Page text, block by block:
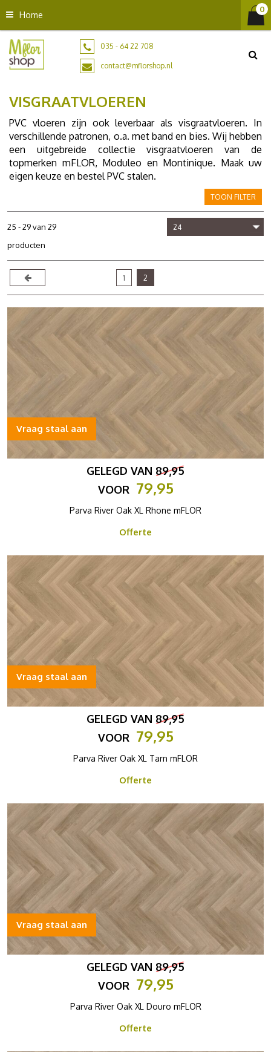
n
Home
035 - 64 22 708
contact@mflorshop.nl
VISGRAATVLOEREN
PVC vloeren zijn ook leverbaar als visgraatvloeren. In
verschillende patronen, o.a. met band en bies. Wij hebben
een uitgebreide collectie visgraatvloeren van de
topmerken mFLOR, Moduleo en Montinique. Maak uw
eigen keuze en bestel PVC stalen.
TOON FILTER
25 - 29 van 29
producten
1 2
GELEGD VAN 89,95
VOOR 79,95
Parva River Oak XL Rhone mFLOR
Offerte
Vraag staal aan
GELEGD VAN 89,95
VOOR 79,95
Parva River Oak XL Tarn mFLOR
Offerte
Vraag staal aan
GELEGD VAN 89,95
VOOR 79,95
Parva River Oak XL Douro mFLOR
Offerte
Vraag staal aan